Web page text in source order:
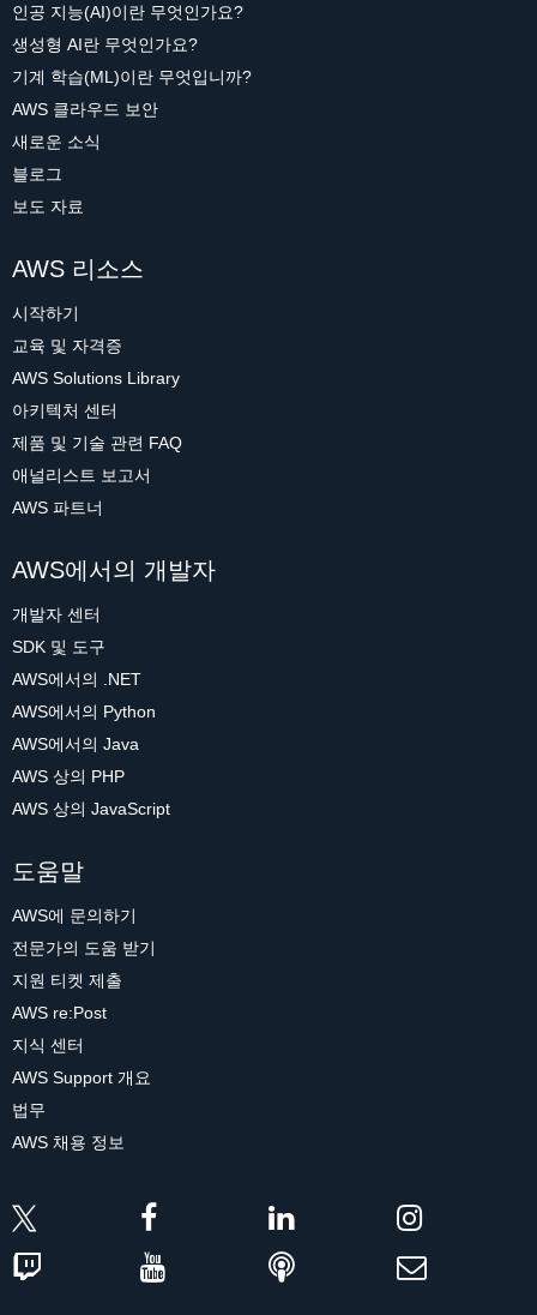
인공 지능(AI)이란 무엇인가요?
생성형 AI란 무엇인가요?
기계 학습(ML)이란 무엇입니까?
AWS 클라우드 보안
새로운 소식
블로그
보도 자료
AWS 리소스
시작하기
교육 및 자격증
AWS Solutions Library
아키텍처 센터
제품 및 기술 관련 FAQ
애널리스트 보고서
AWS 파트너
AWS에서의 개발자
개발자 센터
SDK 및 도구
AWS에서의 .NET
AWS에서의 Python
AWS에서의 Java
AWS 상의 PHP
AWS 상의 JavaScript
도움말
AWS에 문의하기
전문가의 도움 받기
지원 티켓 제출
AWS re:Post
지식 센터
AWS Support 개요
법무
AWS 채용 정보